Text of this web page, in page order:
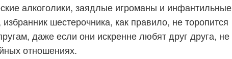
алкоголики, заядлые игроманы и инфантильные
шестерочника, как правило, не торопится
даже если они искренне любят друг друга, не
отношениях.